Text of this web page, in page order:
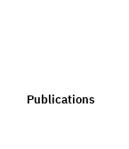
Publications